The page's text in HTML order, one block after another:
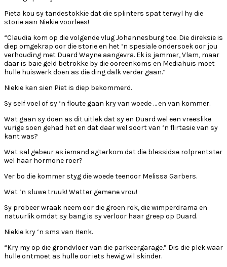
Pieta kou sy tandestokkie dat die splinters spat terwyl hy die
storie aan Niekie voorlees!
“Claudia kom op die volgende vlug Johannesburg toe. Die direksie is
diep omgekrap oor die storie en het ‘n spesiale ondersoek oor jou
verhouding met Duard Wayne aangevra. Ek is jammer, Vlam, maar
daar is baie geld betrokke by die ooreenkoms en Mediahuis moet
hulle huiswerk doen as die ding dalk verder gaan.”
Niekie kan sien Piet is diep bekommerd.
Sy self voel of sy ‘n floute gaan kry van woede … en van kommer.
Wat gaan sy doen as dit uitlek dat sy en Duard wel een vreeslike
vurige soen gehad het en dat daar wel soort van ‘n flirtasie van sy
kant was?
Wat sal gebeur as iemand agterkom dat die blessidse rolprentster
wel haar hormone roer?
Ver bo die kommer styg die woede teenoor Melissa Garbers.
Wat ‘n sluwe truuk! Watter gemene vrou!
Sy probeer wraak neem oor die groen rok, die wimperdrama en
natuurlik omdat sy bang is sy verloor haar greep op Duard.
Niekie kry ‘n sms van Henk.
“Kry my op die grondvloer van die parkeergarage.” Dis die plek waar
hulle ontmoet as hulle oor iets hewig wil skinder.